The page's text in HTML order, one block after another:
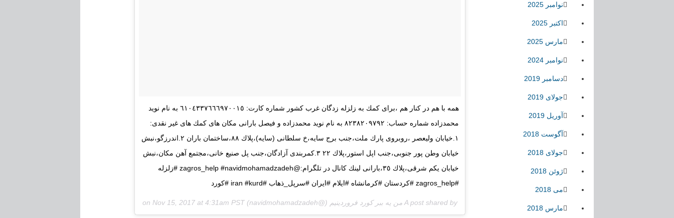
همه با هم در كنار هم ،براى كمك به زلزله زدگان غرب كشور شماره كارت: ٦١٠٤٣٣٧٦٦٦٩٧٠٠١٥ به نام نويد
محمدزاده شماره حساب: ٨٢٣٨٢٠٩٧٩٢ به نام نويد محمدزاده و فيصل بارانى مكان هاى كمك هاى غير نقدى:
١.خيابان وليعصر ،روبروى پارك ملت،جنب برج سايه،خ سلطانى (سايه)،پلاك ٨٨،ساختمان باران ٢.اندرزگو،نبش
خيابان وطن پور جنوبى،جنب اپل استور،پلاك ٢٢ ٣.كمربندى آزادگان،جنب پل صنيع خانى،مجتمع آهن مكان،نبش
خيابان يكم شرقى،پلاك ٣٥،بارانى لينك كانال در تلگرام:@zagros_help #navidmohamadzadeh #زلزله
#zagros_help #كردستان #كرمانشاه #ايلام #ايران #سرپل_ذهاب #iran #kurd #كورد
A post shared by من يه ببر كورد فروردينيم (@navidmohamadzadeh) on Nov 15, 2017 at 4:31am PST
نوامبر 2025
اکتبر 2025
مارس 2025
نوامبر 2024
دسامبر 2019
جولای 2019
آوریل 2019
آگوست 2018
جولای 2018
ژوئن 2018
می 2018
مارس 2018